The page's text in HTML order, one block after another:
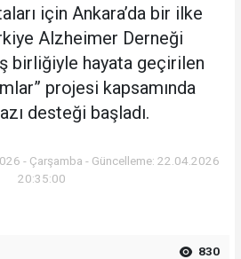
için Ankara’da bir ilke
Alzheimer Derneği
birliğiyle hayata geçirilen
projesi kapsamında
desteği başladı.
- Çarşamba - Güncelleme: 22.04.2026
20:35:00
830